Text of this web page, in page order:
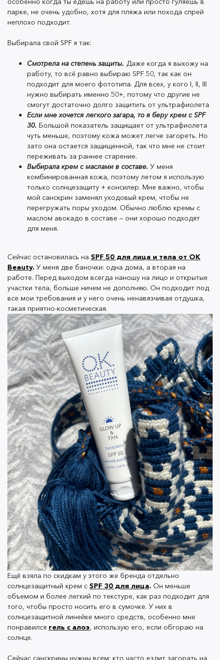
Разделяют их так:
Фототип I: Очень светлая, бледная кожа,
иногда с веснушками. Всегда обгорает, никогда
не загорает.
Фототип II:
Чистая, светлая, минимально
загорает.
Фототип III:
От светлой до средней. Может
обгореть, а для загара нужно умеренно
принимать солнечные ванны.
Фототип IV: Светло-коричневая, очень редко
обгорает и легко загорает на солнце.
Фототип V:Кожа темно-коричневого цвета.
Интенсивно загорает, буквально эталон
Фототип VI:Темная кожа. Самая устойчивая к
ультрафиолету и обгораниям.
КАК Я ПОДБИРАЛА ПРАВИЛЬНЫЙ SPF?
Санскринов перепробовала много — проблемы были
в белых пятнах на одежде, плохой впитываемости,
жирности и скатках. Покупала спреи, но
существенный минус в том, что обновлять их нужно
чаще, чем крем — это через каждый час. Расход не
маленький, а носить с собой в сумке, особенно когда
ты едешь на работу или просто гуляешь в парке, не
очень удобно, хотя для пляжа или похода спрей
неплохо подходит.
Выбирала свой SPF я так:
Смотрела на степень защиты.Даже когда я
выхожу на работу, то всё равно выбираю SPF 50,
так как он подходит для моего фототипа. Для
всех, у кого I, II, III нужно выбирать именно 50+,
потому что другие не смогут достаточно долго
защитить от ультрафиолета
Если мне хочется легкого загара, то я беру крем
с SPF 30.
Большой показатель защищает от
ультрафиолета чуть меньше, поэтому кожа
парке, не очень удобно, хотя для пляжа или похода спрей
неплохо подходит.
Выбирала свой SPF я так:
Смотрела на степень защиты. Даже когда я выхожу на
работу, то всё равно выбираю SPF 50, так как он
подходит для моего фототипа. Для всех, у кого I, II, III
нужно выбирать именно 50+, потому что другие не
смогут достаточно долго защитить от ультрафиолета
Если мне хочется легкого загара, то я беру крем с SPF
30. Большой показатель защищает от ультрафиолета
чуть меньше, поэтому кожа может легче загореть. Но
зато она остается защищенной, так что мне не стоит
переживать за раннее старение.
Выбирала крем с маслами в составе. У меня
комбинированная кожа, поэтому летом я использую
только солнцезащиту + консилер. Мне важно, чтобы
мой санскрин заменял уходовый крем, чтобы не
перегружать поры уходом. Обычно люблю кремы с
маслом авокадо в составе — они хорошо подходят
для меня.
Сейчас остановилась на SPF 50 для лица и тела от OK
Beauty. У меня две баночки: одна дома, а вторая на
работе. Перед выходом всегда наношу на лицо и открытые
участки тела, больше ничем не дополняю. Он подходит под
все мои требования и у него очень ненавязчивая отдушка,
такая приятно-косметическая.
Ещё взяла по скидкам у этого же бренда отдельно
солнцезащитный крем с SPF 30 для лица. Он меньше
объемом и более легкий по текстуре, как раз подходит для
того, чтобы просто носить его в сумочке. У них в
солнцезащитной линейке много средств, особенно мне
понравился гель с алоэ, использую его, если обгораю на
солнце.
Сейчас санскрины нужны всем: кто часто ездит загорать на